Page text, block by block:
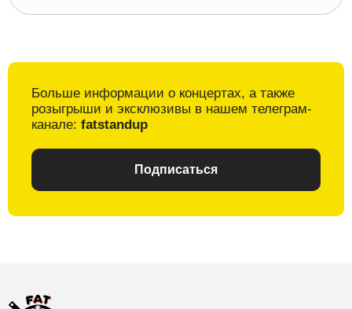
Больше информации о концертах, а также
розыгрыши и эксклюзивы в нашем телеграм-
канале: fatstandup
Подписаться